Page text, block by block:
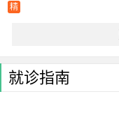
精
就诊指南